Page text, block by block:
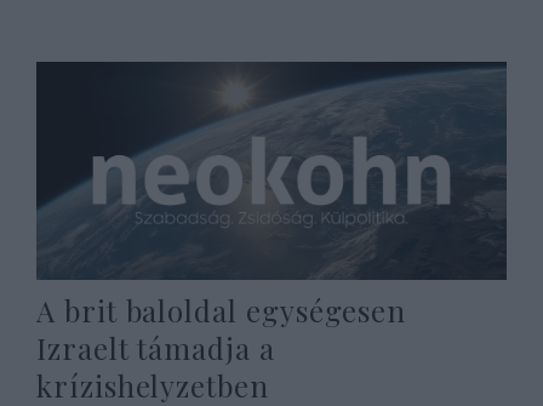
A brit baloldal egységesen
Izraelt támadja a
krízishelyzetben